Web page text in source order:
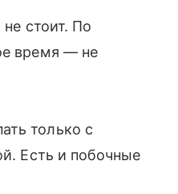
стоит. По
время — не
только с
Есть и побочные